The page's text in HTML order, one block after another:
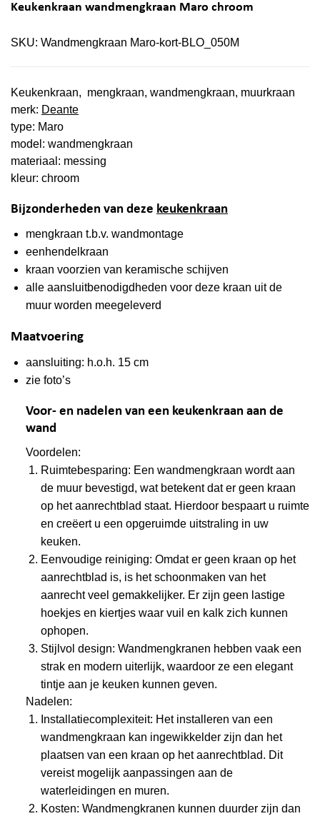
Keukenkraan wandmengkraan Maro chroom
SKU: Wandmengkraan Maro-kort-BLO_050M
Keukenkraan, mengkraan, wandmengkraan, muurkraan
merk: Deante
type: Maro
model: wandmengkraan
materiaal: messing
kleur: chroom
Bijzonderheden van deze keukenkraan
mengkraan t.b.v. wandmontage
eenhendelkraan
kraan voorzien van keramische schijven
alle aansluitbenodigdheden voor deze kraan uit de
muur worden meegeleverd
Maatvoering
aansluiting: h.o.h. 15 cm
zie foto’s
Voor- en nadelen van een keukenkraan aan de
wand
Voordelen:
Ruimtebesparing: Een wandmengkraan wordt aan
de muur bevestigd, wat betekent dat er geen kraan
op het aanrechtblad staat. Hierdoor bespaart u ruimte
en creëert u een opgeruimde uitstraling in uw
keuken.
Eenvoudige reiniging: Omdat er geen kraan op het
aanrechtblad is, is het schoonmaken van het
aanrecht veel gemakkelijker. Er zijn geen lastige
hoekjes en kiertjes waar vuil en kalk zich kunnen
ophopen.
Stijlvol design: Wandmengkranen hebben vaak een
strak en modern uiterlijk, waardoor ze een elegant
tintje aan je keuken kunnen geven.
Nadelen:
Installatiecomplexiteit: Het installeren van een
wandmengkraan kan ingewikkelder zijn dan het
plaatsen van een kraan op het aanrechtblad. Dit
vereist mogelijk aanpassingen aan de
waterleidingen en muren.
Kosten: Wandmengkranen kunnen duurder zijn dan